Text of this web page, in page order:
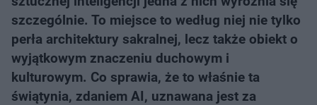
szczególnie. To miejsce to według niej nie tylko
perła architektury sakralnej, lecz także obiekt o
wyjątkowym znaczeniu duchowym i
kulturowym. Co sprawia, że to właśnie ta
świątynia, zdaniem AI, uznawana jest za